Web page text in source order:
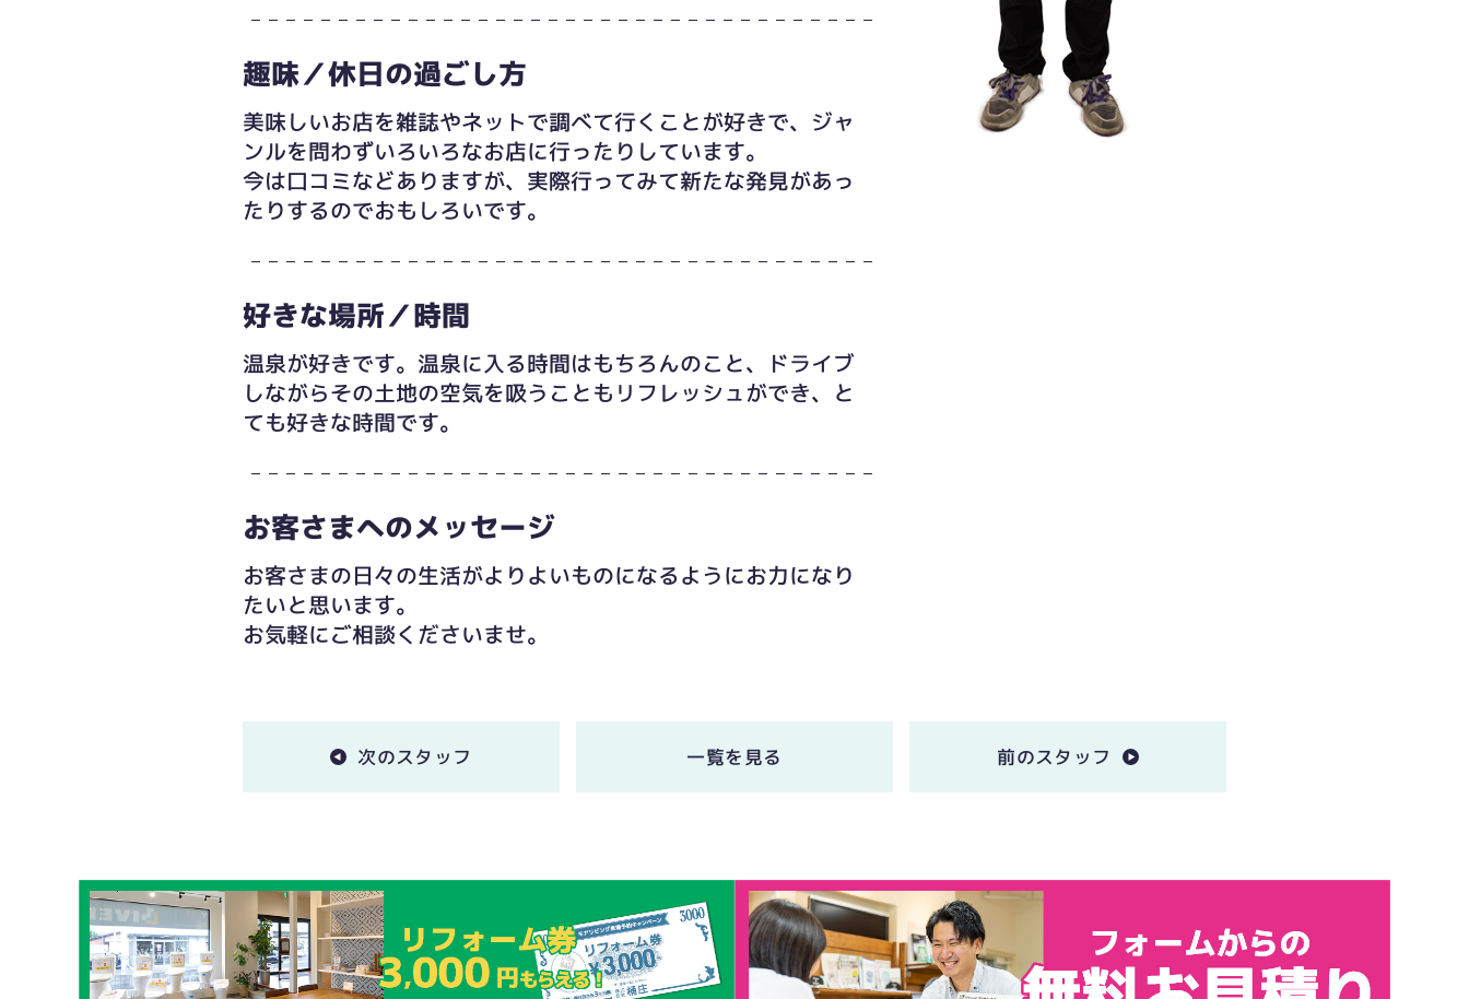
趣味／休日の過ごし方
美味しいお店を雑誌やネットで調べて行くことが好きで、ジャ
ンルを問わずいろいろなお店に行ったりしています。
今は口コミなどありますが、実際行ってみて新たな発見があっ
たりするのでおもしろいです。
好きな場所／時間
温泉が好きです。温泉に入る時間はもちろんのこと、ドライブ
しながらその土地の空気を吸うこともリフレッシュができ、と
ても好きな時間です。
お客さまへのメッセージ
お客さまの日々の生活がよりよいものになるようにお力になり
たいと思います。
お気軽にご相談くださいませ。
次のスタッフ 一覧を見る 前のスタッフ